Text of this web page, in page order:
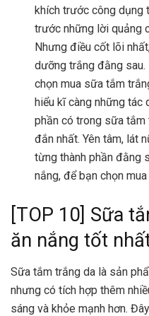
khích trước công dụng
trước những lời quảng
Nhưng điều cốt lõi
dưỡng trắng đằng
chọn mua sữa tắm
hiểu kĩ càng những
phần có trong sữa
đắn nhất. Yên tâm, lát
từng thành phần đằng
nắng, để bạn chọn
[TOP 10] Sữa
ăn nắng tốt
Sữa tắm trắng da là sản
nhưng có tích hợp thêm
sáng và khỏe mạnh hơn.